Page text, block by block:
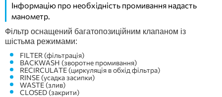
Інформацію про необхідність промивання надасть
манометр.
Фільтр оснащений багатопозиційним клапаном із
шістьма режимами:
FILTER (фільтрація)
BACKWASH (зворотне промивання)
RECIRCULATE (циркуляція в обхід фільтра)
RINSE (усадка засипки)
WASTE (злив)
CLOSED (закрити)